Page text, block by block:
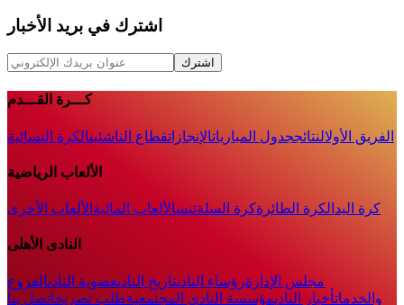
اشترك في بريد الأخبار
اشترك
كـــرة القـــدم
الفريق الأولالنتائججدول المبارياتالإنجازاتقطاع الناشئينالكرة النسائية
الألعاب الرياضية
كرة اليد الكرة الطائرةكرة السلةتنسالألعاب المائية الألعاب الأخرى
النادى الأهلى
مجلس الإدارةرؤساء النادىتاريخ النادىعضوية النادىالفروع
والخدماتأخبار الناديمؤسسة النادي المجتمعيةطلب تصريحاتصل بنا